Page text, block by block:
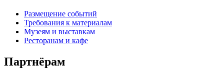
Размещение событий
Требования к материалам
Музеям и выставкам
Ресторанам и кафе
Партнёрам